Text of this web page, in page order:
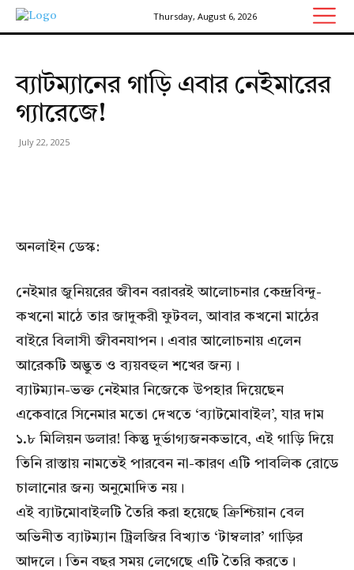
Thursday, August 6, 2026
ব্যাটম্যানের গাড়ি এবার নেইমারের
গ্যারেজে!
July 22, 2025
অনলাইন ডেস্ক:
নেইমার জুনিয়রের জীবন বরাবরই আলোচনার কেন্দ্রবিন্দু-
কখনো মাঠে তার জাদুকরী ফুটবল, আবার কখনো মাঠের
বাইরে বিলাসী জীবনযাপন। এবার আলোচনায় এলেন
আরেকটি অদ্ভুত ও ব্যয়বহুল শখের জন্য।
ব্যাটম্যান-ভক্ত নেইমার নিজেকে উপহার দিয়েছেন
একেবারে সিনেমার মতো দেখতে ‘ব্যাটমোবাইল’, যার দাম
১.৮ মিলিয়ন ডলার! কিন্তু দুর্ভাগ্যজনকভাবে, এই গাড়ি দিয়ে
তিনি রাস্তায় নামতেই পারবেন না-কারণ এটি পাবলিক রোডে
চালানোর জন্য অনুমোদিত নয়।
এই ব্যাটমোবাইলটি তৈরি করা হয়েছে ক্রিশ্চিয়ান বেল
অভিনীত ব্যাটম্যান ট্রিলজির বিখ্যাত ‘টাম্বলার’ গাড়ির
আদলে। তিন বছর সময় লেগেছে এটি তৈরি করতে।